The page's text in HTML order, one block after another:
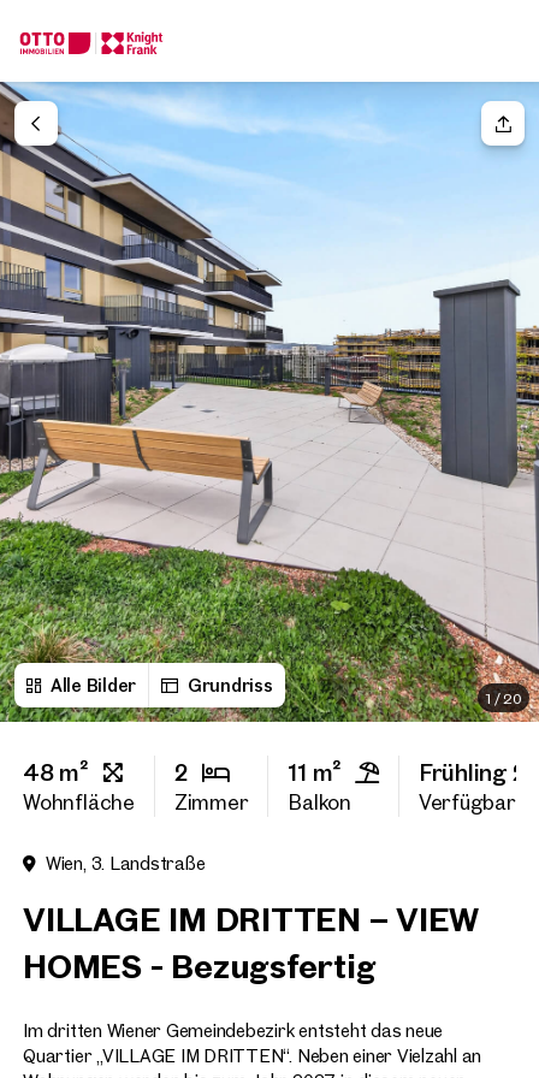
Alle Bilder Grundriss
1/20
48 m²
Wohnfläche
2
Zimmer
11 m²
Balkon
Frühling
Wien, 3. Landstraße
VILLAGE IM DRITTEN – VIEW
HOMES - Bezugsfertig
Im dritten Wiener Gemeindebezirk entsteht das neue
Quartier „VILLAGE IM DRITTEN“. Neben einer Vielzahl an
Anrede
Bitte wählen
Titel (optional)
Vorname
Nachname
E-Mail Adresse
Rückruf-Service
Ich habe die AGB und
Ich möchte regelmäßig
GmbH die angegebenen
Wir finden Ihre
Traumimmobilie
Sagen Sie uns was Sie suchen und wir finden Ihre
Wie möchten Sie uns kontaktieren?
Online
Immobilie konfigurieren & finden lassen
Direkte:r Ansprechpartner:in
Anrufen oder Rückruf vereinbaren